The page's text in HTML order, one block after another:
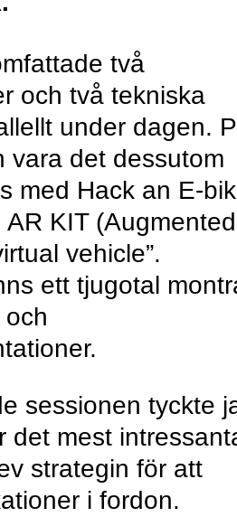
två
och två tekniska
under dagen.
vara det dessutom
med Hack an E-
AR KIT (Augmented
vehicle”.
ett tjugotal
sessionen tyckte
det mest
strategin för att
i fordon.